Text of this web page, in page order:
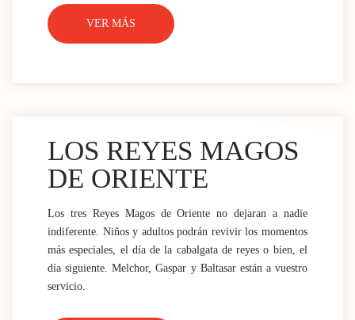
VER MÁS
LOS REYES MAGOS
DE ORIENTE
Los tres Reyes Magos de Oriente no dejaran a nadie
indiferente. Niños y adultos podrán revivir los momentos
más especiales, el día de la cabalgata de reyes o bien, el
día siguiente. Melchor, Gaspar y Baltasar están a vuestro
servicio.